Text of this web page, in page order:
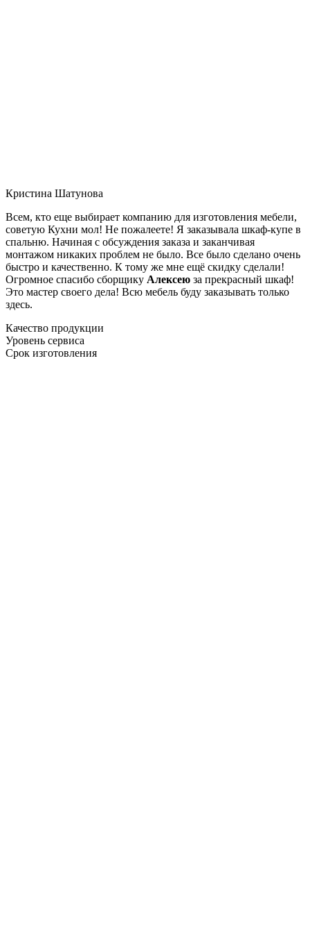
Кристина Шатунова
Всем, кто еще выбирает компанию для изготовления мебели,
советую Кухни мол! Не пожалеете! Я заказывала шкаф-купе в
спальню. Начиная с обсуждения заказа и заканчивая
монтажом никаких проблем не было. Все было сделано очень
быстро и качественно. К тому же мне ещё скидку сделали!
Огромное спасибо сборщику Алексею за прекрасный шкаф!
Это мастер своего дела! Всю мебель буду заказывать только
здесь.
Качество продукции
Уровень сервиса
Срок изготовления